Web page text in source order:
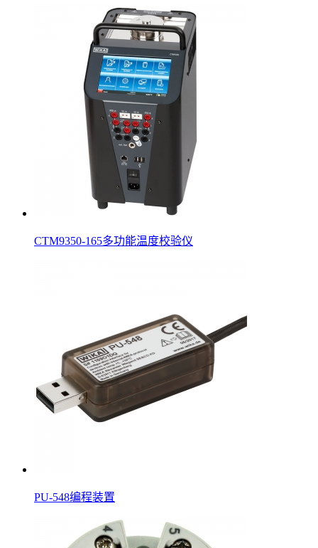
CTM9350-165多功能温度校验仪
PU-548编程装置